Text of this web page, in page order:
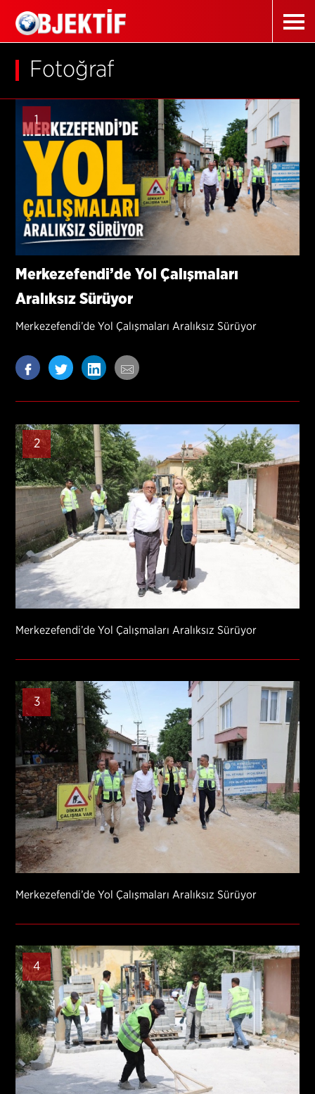
Fotoğraf
1
Merkezefendi’de Yol Çalışmaları
Aralıksız Sürüyor
Merkezefendi’de Yol Çalışmaları Aralıksız Sürüyor
2
Merkezefendi’de Yol Çalışmaları Aralıksız Sürüyor
3
Merkezefendi’de Yol Çalışmaları Aralıksız Sürüyor
4